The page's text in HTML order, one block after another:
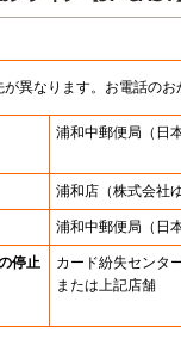
異なります。お電話のお
浦和中郵便局 （日
浦和店 （株式会社
浦和中郵便局 （日
停止 カード紛失センタ
または上記店舗